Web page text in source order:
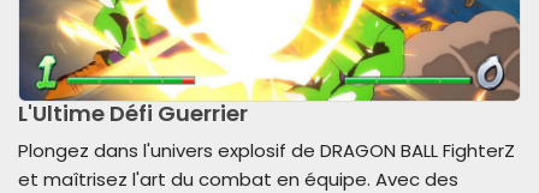
L'Ultime Défi Guerrier
Plongez dans l'univers explosif de DRAGON BALL FighterZ
et maîtrisez l'art du combat en équipe. Avec des